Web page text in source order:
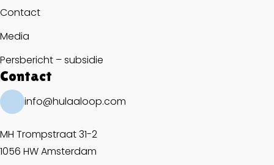
Contact
Media
Persbericht – subsidie
Contact
info@hulaaloop.com
MH Trompstraat 31-2
1056 HW Amsterdam